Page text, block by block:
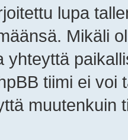
lupa
Mikäli
yhteyttä
tiimi ei
muutenkuin